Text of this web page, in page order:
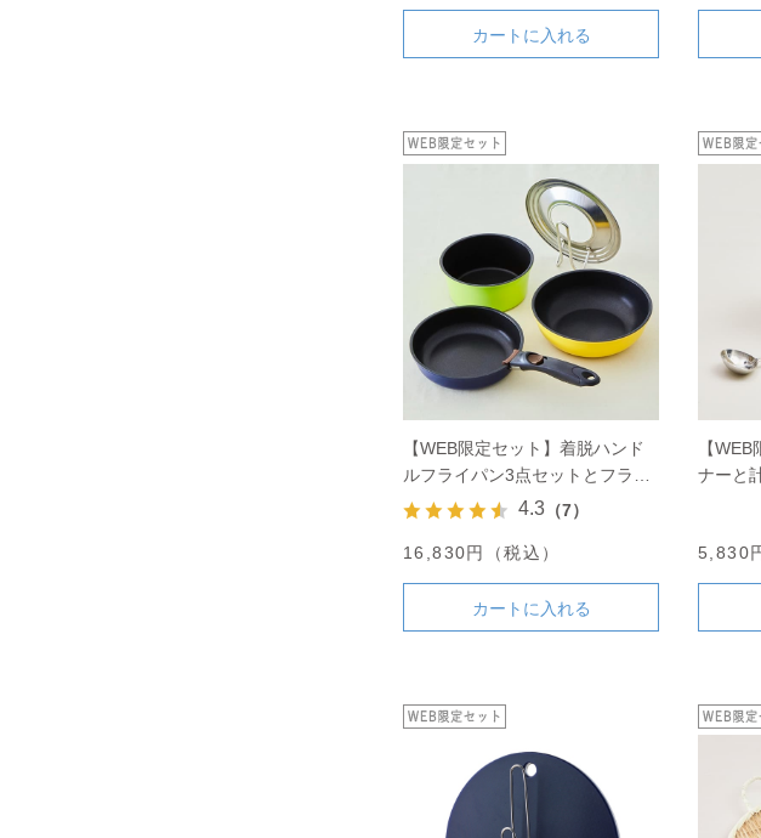
カートに入れる
【WEB限定セット】着脱ハンド
ルフライパン3点セットとフライ
パンカバーのセット
4.3 （7）
16,830円（税込）
カートに入れる
【
ナーと
5,830